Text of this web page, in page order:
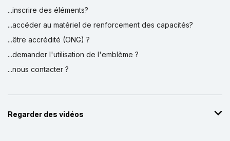
...inscrire des éléments?
...accéder au matériel de renforcement des capacités?
...être accrédité (ONG) ?
...demander l'utilisation de l'emblème ?
...nous contacter ?
Regarder des vidéos